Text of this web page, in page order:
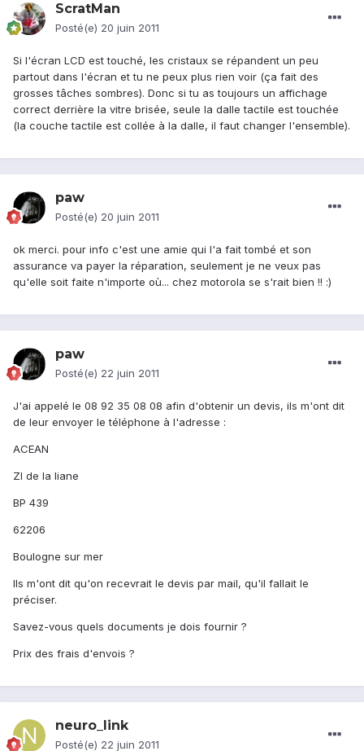
ScratMan
Posté(e) 20 juin 2011
Si l'écran LCD est touché, les cristaux se répandent un peu
partout dans l'écran et tu ne peux plus rien voir (ça fait des
grosses tâches sombres). Donc si tu as toujours un affichage
correct derrière la vitre brisée, seule la dalle tactile est touchée
(la couche tactile est collée à la dalle, il faut changer l'ensemble).
paw
Posté(e) 20 juin 2011
ok merci. pour info c'est une amie qui l'a fait tombé et son
assurance va payer la réparation, seulement je ne veux pas
qu'elle soit faite n'importe où... chez motorola se s'rait bien !! :)
paw
Posté(e) 22 juin 2011
J'ai appelé le 08 92 35 08 08 afin d'obtenir un devis, ils m'ont dit
de leur envoyer le téléphone à l'adresse :
ACEAN
ZI de la liane
BP 439
62206
Boulogne sur mer
Ils m'ont dit qu'on recevrait le devis par mail, qu'il fallait le
préciser.
Savez-vous quels documents je dois fournir ?
Prix des frais d'envois ?
neuro_link
Posté(e) 22 juin 2011